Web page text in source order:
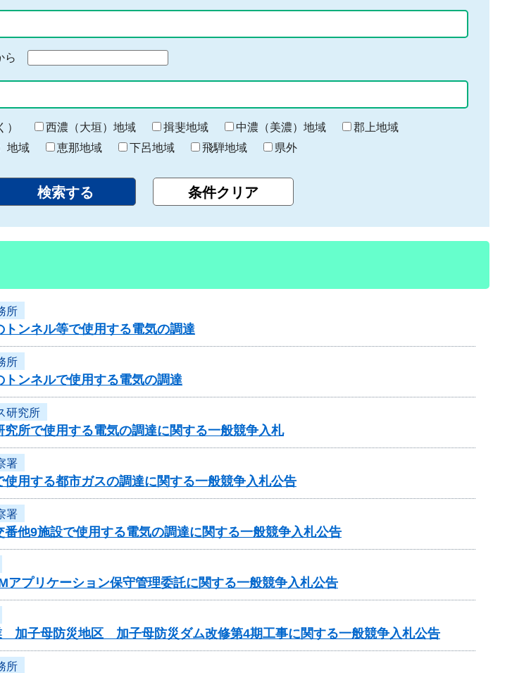
ら
終
わ
り
西濃（大垣）地域 揖斐地域 中濃（美濃）地域
郡上地域
地域 恵那地域 下呂地域 飛騨地域 県外
所
ンネル等で使用する電気の調達
所
ンネルで使用する電気の調達
研究所
所で使用する電気の調達に関する一般競争入札
署
用する都市ガスの調達に関する一般競争入札公告
署
他9施設で使用する電気の調達に関する一般競争入札公告
アプリケーション保守管理委託に関する一般競争入札公告
加子母防災地区 加子母防災ダム改修第4期工事に関する一般競争入札公告
所